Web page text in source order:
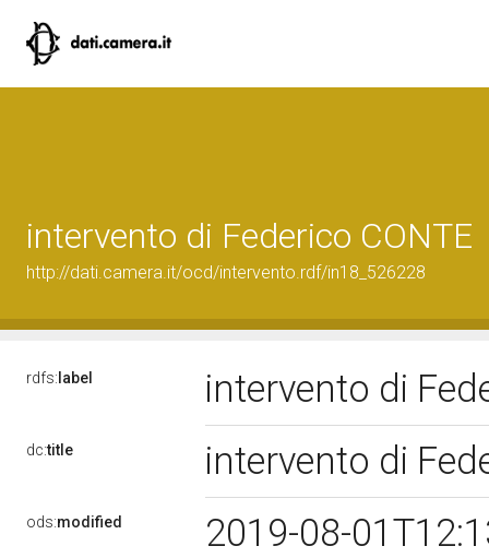
intervento di Federico CONTE
http://dati.camera.it/ocd/intervento.rdf/in18_526228
rdfs: label intervento di
dc:title intervento di
ods:modified 2019-08-